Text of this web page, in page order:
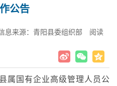
公告
息来源：青阳县委组织部
阅读
属国有企业高级管理人员公